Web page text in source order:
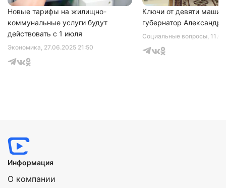
Экономика, 27.06.2025 21:50
Новые тарифы на жилищно-
коммунальные услуги будут
действовать с 1 июля
Социальные вопросы,
Ключи от девяти машин
губернатор Александр
Информация
О компании